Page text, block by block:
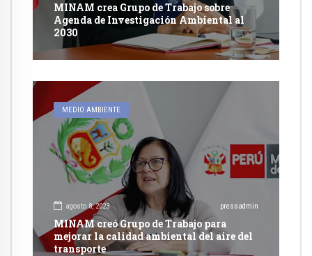
MINAM crea Grupo de Trabajo sobre
Agenda de Investigación Ambiental al
2030
MEDIO AMBIENTE
agosto 8, 2023 pressadmin
MINAM creó Grupo de Trabajo para
mejorar la calidad ambiental del aire del
transporte